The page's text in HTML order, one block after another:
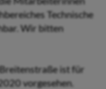
Technische
Wir bitten
ist für
vorgesehen.